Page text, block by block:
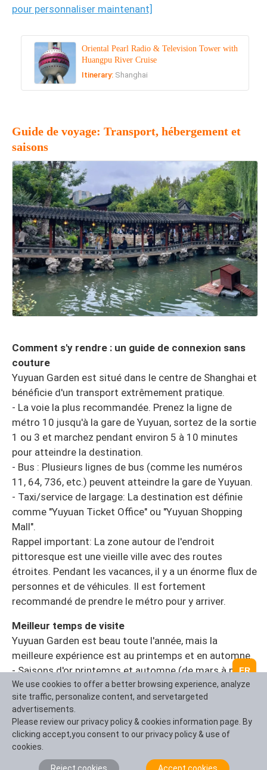
pour personnaliser maintenant]
Oriental Pearl Radio & Television Tower with
Huangpu River Cruise
Itinerary: Shanghai
Guide de voyage: Transport, hébergement et
saisons
Comment s'y rendre : un guide de connexion sans
couture
Yuyuan Garden est situé dans le centre de Shanghai et
bénéficie d'un transport extrêmement pratique.
- La voie la plus recommandée. Prenez la ligne de
métro 10 jusqu'à la gare de Yuyuan, sortez de la sortie
1 ou 3 et marchez pendant environ 5 à 10 minutes
pour atteindre la destination.
- Bus : Plusieurs lignes de bus (comme les numéros
11, 64, 736, etc.) peuvent atteindre la gare de Yuyuan.
- Taxi/service de largage: La destination est définie
comme "Yuyuan Ticket Office" ou "Yuyuan Shopping
Mall".
Rappel important: La zone autour de l'endroit
pittoresque est une vieille ville avec des routes
étroites. Pendant les vacances, il y a un énorme flux de
personnes et de véhicules. Il est fortement
recommandé de prendre le métro pour y arriver.
Meilleur temps de visite
Yuyuan Garden est beau toute l'année, mais la
meilleure expérience est au printemps et en automne.
- Saisons d'or printemps et automne (de mars à mai,
septembre à novembre) : Le climat est agréable. Au
printemps, les fleurs sont en pleine floraison dans le
jardin, et en automne, le ciel est clair et les nuages
sont clairs. Il convient pour une longue période de
visites en plein air.
- Saison de refroidissement estivale (juin à août) : Le
FR
We use cookies to offer a better browsing experience, analyze
site traffic, personalize content, and servetargeted
advertisements.
Please review our privacy policy & cookies information page. By
clicking accept,you consent to our privacy policy & use of
cookies.